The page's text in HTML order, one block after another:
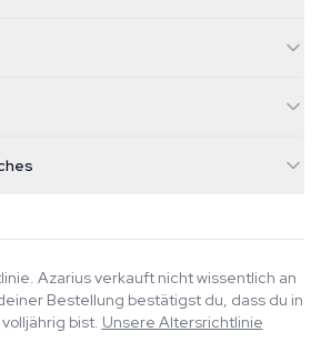
Azarius verkauft nicht wissentlich an
Bestellung bestätigst du, dass du in
bist. Unsere Altersrichtlinie